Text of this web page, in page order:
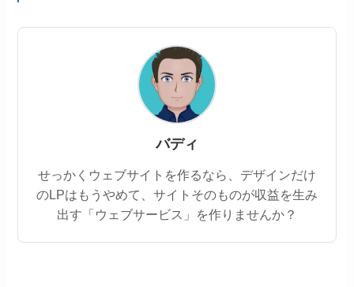
バディ
せっかくウェブサイトを作るなら、デザインだけ
のLPはもうやめて、サイトそのものが収益を生み
出す「ウェブサービス」を作りませんか？